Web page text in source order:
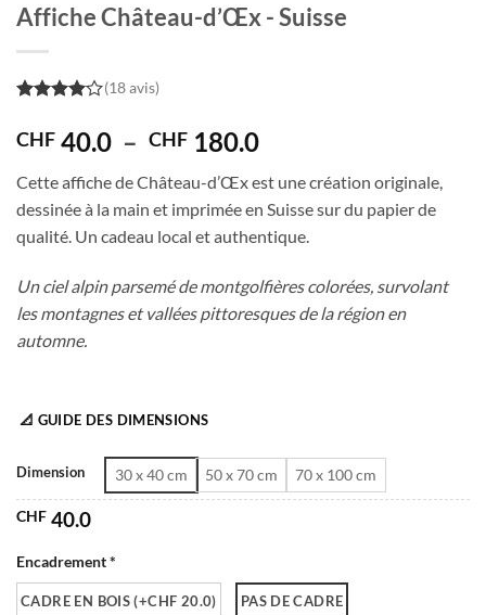
Affiche Château-d’Œx - Suisse
5
(18 avis)
CHF 40.0 – CHF 180.0Plage
prix :
CHF 40.0
à
Cette affiche de Château-d’Œx est une création originale,
dessinée à la main et imprimée en Suisse sur du papier de
qualité. Un cadeau local et authentique.
Un ciel alpin parsemé de montgolfières colorées, survolant
les montagnes et vallées pittoresques de la région en
automne.
📐 GUIDE DES DIMENSIONS
Dimension 30 x 40 cm 50 x 70 cm 70 x 100 cm
CHF 40.0
Encadrement *
CADRE EN BOIS (+CHF 20.0) PAS DE CADRE